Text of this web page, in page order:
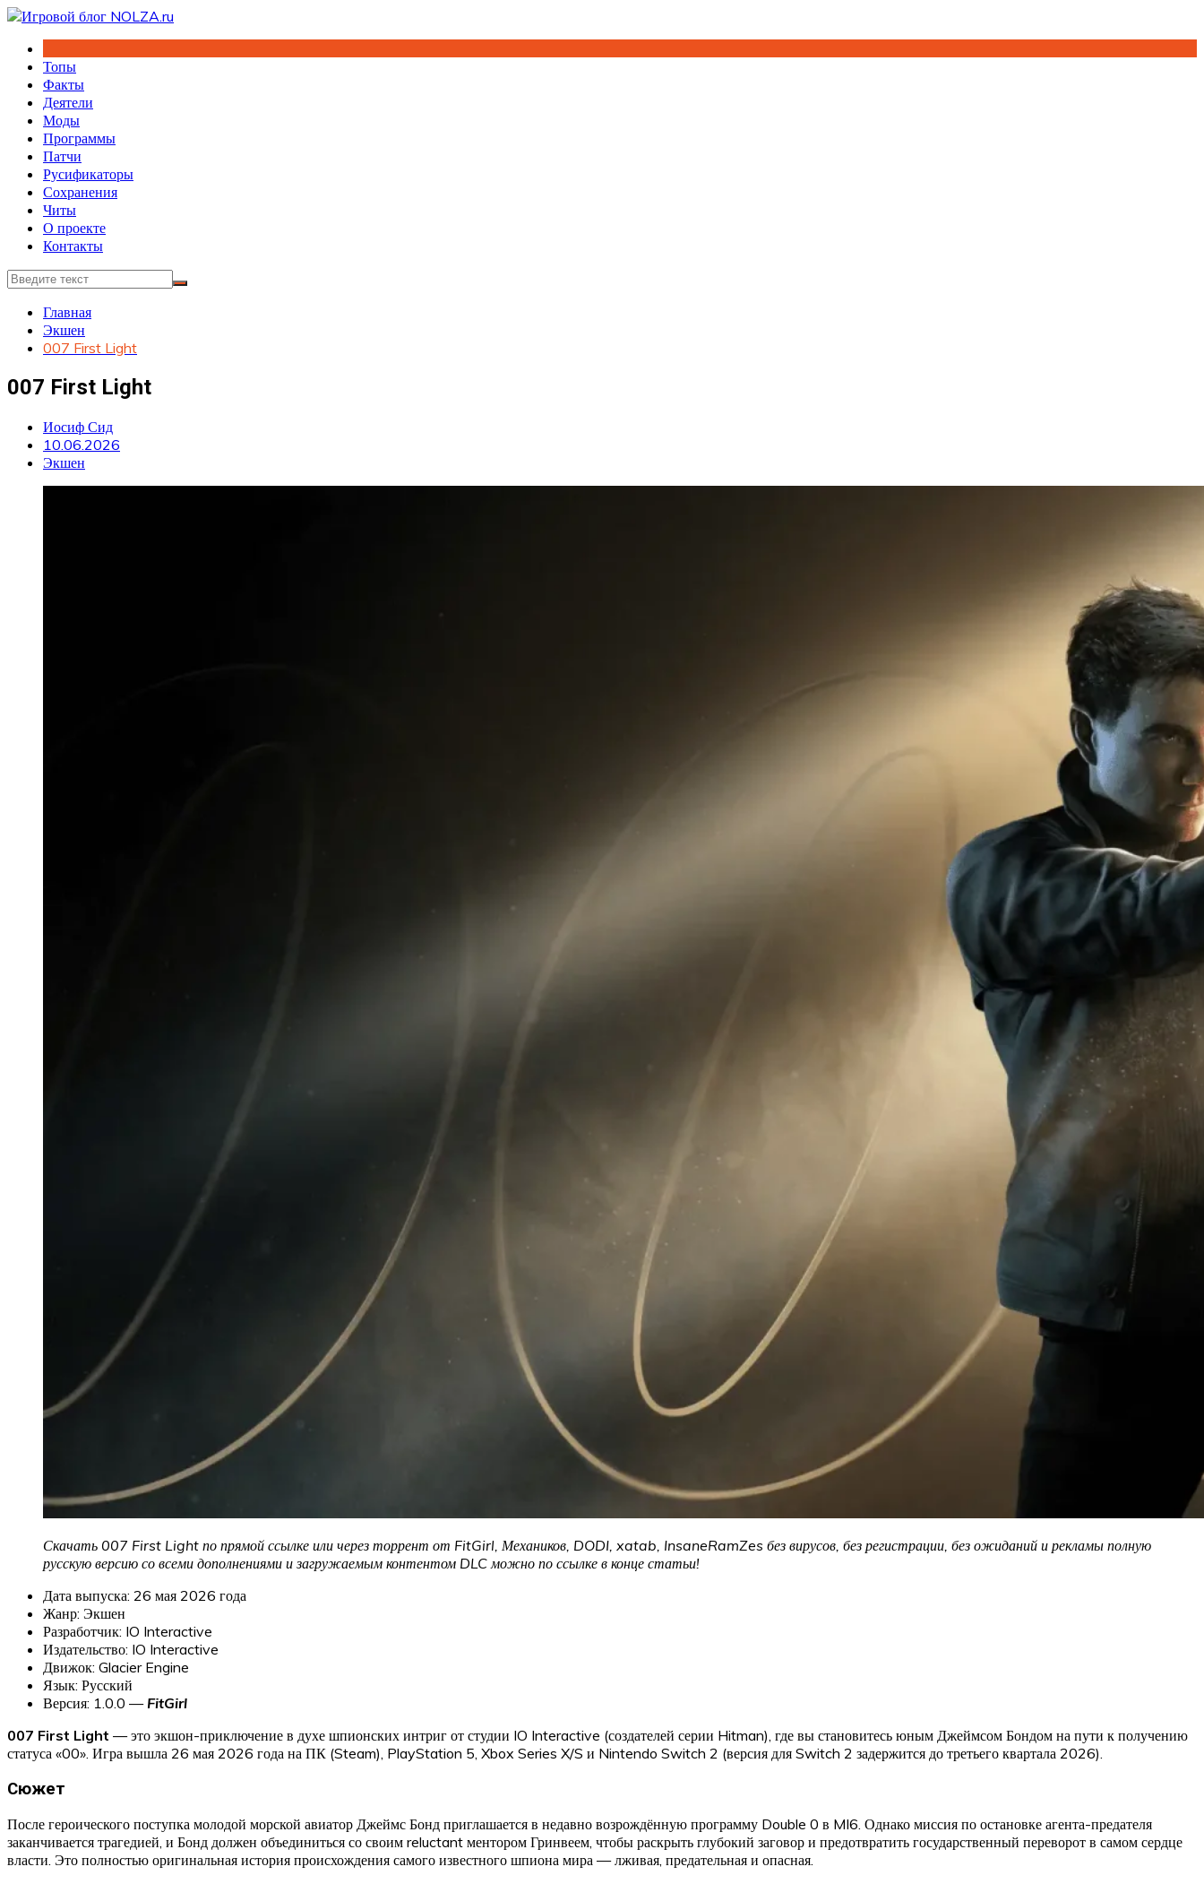
Перейти
содержимому
Топы
Факты
Деятели
Моды
Программы
Патчи
Русификаторы
Сохранения
Читы
О проекте
Контакты
Главная
Экшен
007 First Light
007 First Light
Иосиф Сид
10.06.2026
Экшен
Скачать 007 First Light по прямой ссылке или через торрент от FitGirl, Механиков, DODI, xatab, InsaneRamZes без вирусов, без регистрации, без ожиданий и рекламы полную
русскую версию со всеми дополнениями и загружаемым контентом DLC можно по ссылке в конце статьи!
Дата выпуска: 26 мая 2026 года
Жанр: Экшен
Разработчик: IO Interactive
Издательство: IO Interactive
Движок: Glacier Engine
Язык: Русский
Версия: 1.0.0 — FitGirl
007 First Light — это экшон-приключение в духе шпионских интриг от студии IO Interactive (создателей серии Hitman), где вы становитесь юным Джеймсом Бондом на пути к получению
статуса «00». Игра вышла 26 мая 2026 года на ПК (Steam), PlayStation 5, Xbox Series X/S и Nintendo Switch 2 (версия для Switch 2 задержится до третьего квартала 2026).
Сюжет
После героического поступка молодой морской авиатор Джеймс Бонд приглашается в недавно возрождённую программу Double 0 в MI6. Однако миссия по остановке агента-предателя
заканчивается трагедией, и Бонд должен объединиться со своим reluctant ментором Гринвеем, чтобы раскрыть глубокий заговор и предотвратить государственный переворот в самом сердце
власти. Это полностью оригинальная история происхождения самого известного шпиона мира — лживая, предательная и опасная.